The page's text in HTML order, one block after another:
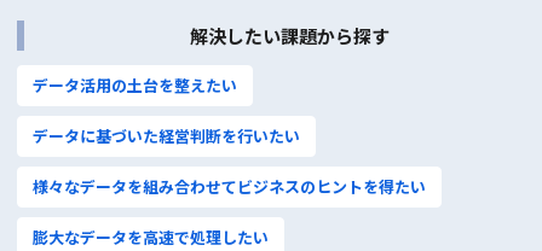
解決したい課題から探す
データ活用の土台を整えたい
データに基づいた経営判断を⾏いたい
様々なデータを組み合わせてビジネスのヒントを得たい
膨⼤なデータを⾼速で処理したい